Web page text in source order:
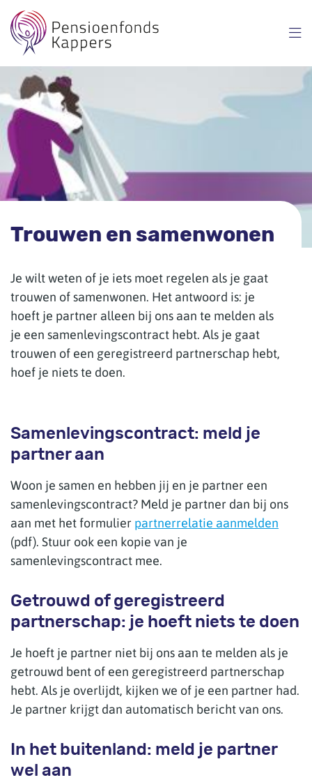
en
naar
inhoud
gaan
Trouwen en samenwonen
Je wilt weten of je iets moet regelen als je gaat
trouwen of samenwonen. Het antwoord is: je
hoeft je partner alleen bij ons aan te melden als
je een samenlevingscontract hebt. Als je gaat
trouwen of een geregistreerd partnerschap hebt,
hoef je niets te doen.
Samenlevingscontract: meld je
partner aan
Woon je samen en hebben jij en je partner een
samenlevingscontract? Meld je partner dan bij ons
aan met het formulier partnerrelatie aanmelden
(pdf). Stuur ook een kopie van je
samenlevingscontract mee.
Getrouwd of geregistreerd
partnerschap: je hoeft niets te doen
Je hoeft je partner niet bij ons aan te melden als je
getrouwd bent of een geregistreerd partnerschap
hebt. Als je overlijdt, kijken we of je een partner had.
Je partner krijgt dan automatisch bericht van ons.
In het buitenland: meld je partner
wel aan